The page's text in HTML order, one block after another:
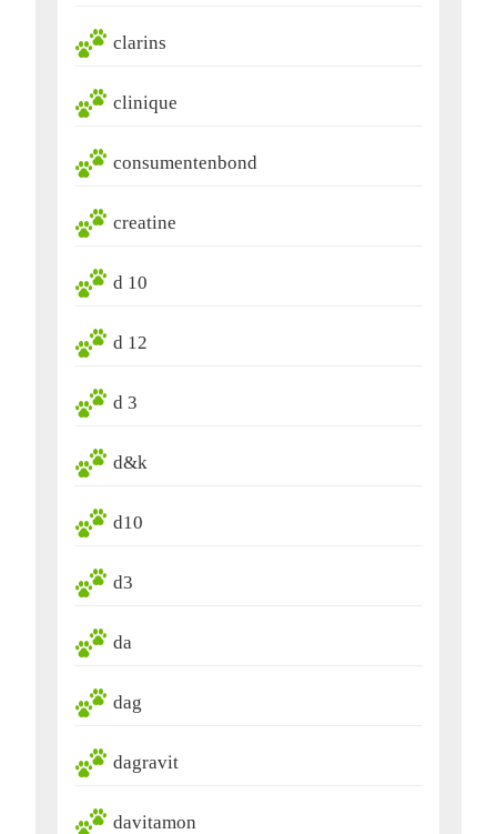
clarins
clinique
consumentenbond
creatine
d 10
d 12
d 3
d&k
d10
d3
da
dag
dagravit
davitamon